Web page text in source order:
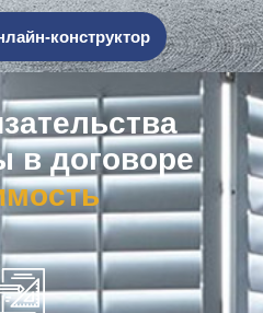
конструктор
в договоре
нсация